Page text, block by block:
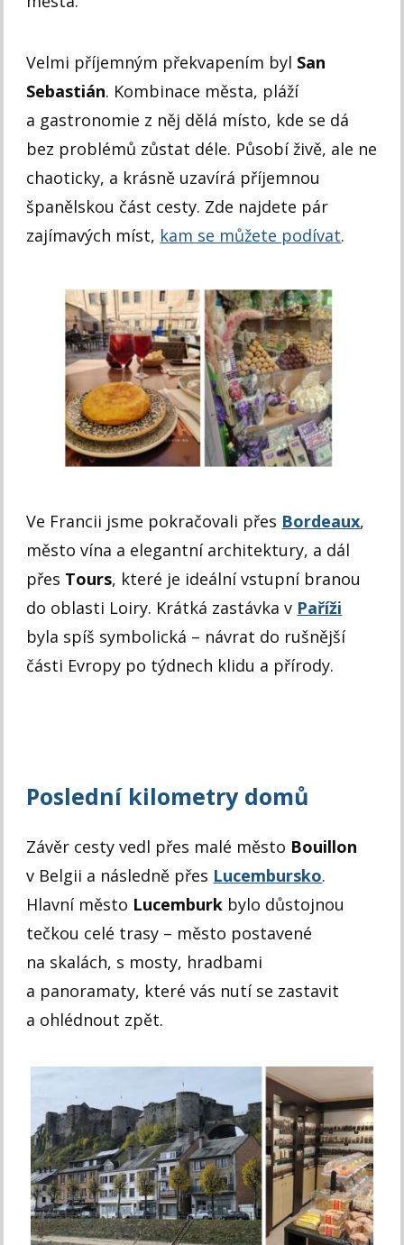
Velmi příjemným překvapením byl San
Sebastián. Kombinace města, pláží
a gastronomie z něj dělá místo, kde se dá
bez problémů zůstat déle. Působí živě, ale ne
chaoticky, a krásně uzavírá příjemnou
španělskou část cesty. Zde najdete pár
zajímavých míst, kam se můžete podívat.
Ve Francii jsme pokračovali přes Bordeaux,
město vína a elegantní architektury, a dál
přes Tours, které je ideální vstupní branou
do oblasti Loiry. Krátká zastávka v Paříži
byla spíš symbolická – návrat do rušnější
části Evropy po týdnech klidu a přírody.
Poslední kilometry domů
Závěr cesty vedl přes malé město Bouillon
v Belgii a následně přes Lucembursko.
Hlavní město Lucemburk bylo důstojnou
tečkou celé trasy – město postavené
na skalách, s mosty, hradbami
a panoramaty, které vás nutí se zastavit
a ohlédnout zpět.